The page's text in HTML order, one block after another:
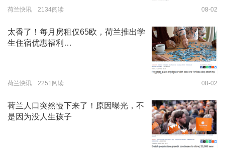
荷兰快讯 2134阅读 08-02
太香了！每月房租仅65欧，荷兰推出学
生住宿优惠福利…
荷兰快讯 2251阅读 08-02
荷兰人口突然慢下来了！原因曝光，不
是因为没人生孩子